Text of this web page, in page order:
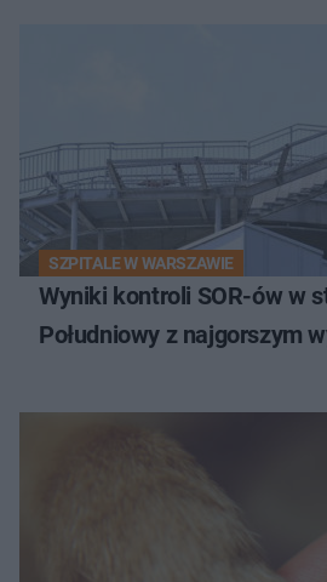
SZPITALE W WARSZAWIE
Wyniki kontroli SOR-ów w
Południowy z najgorszym